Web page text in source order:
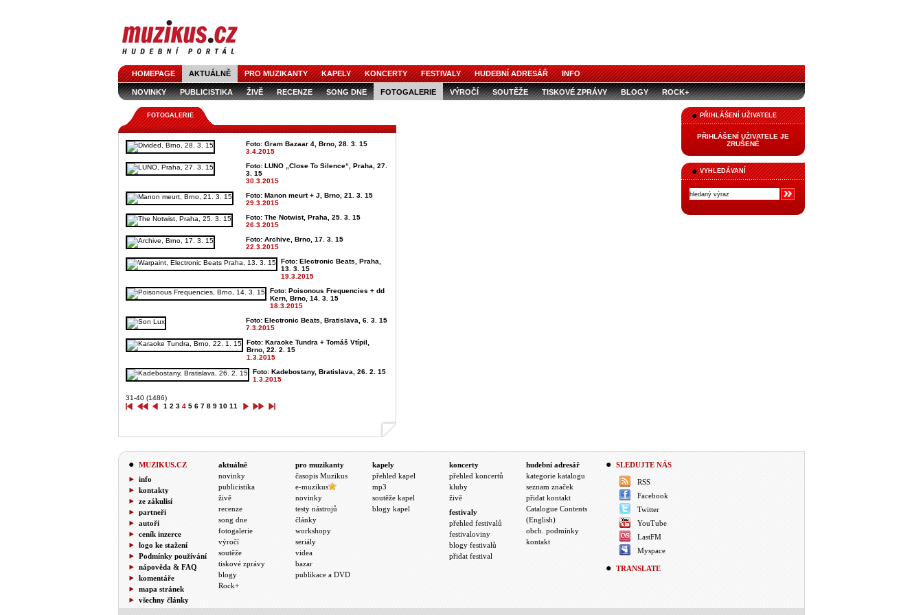
HOMEPAGE AKTUÁLNĚ PRO MUZIKANTY KAPELY KONCERTY FESTIVALY HUDEBNÍ ADRESÁŘ INFO
NOVINKY PUBLICISTIKA ŽIVĚ RECENZE SONG DNE FOTOGALERIE VÝROČÍ SOUTĚŽE TISKOVÉ ZPRÁVY BLOGY ROCK+
PŘIHLÁŠENÍ UŽIVATELE
PŘIHLÁŠENÍ UŽIVATELE JE
ZRUŠENÉ
VYHLEDÁVANÍ
FOTOGALERIE
Foto: Gram Bazaar 4, Brno, 28. 3. 15
3.4.2015
Foto: LUNO „Close To Silence“, Praha, 27.
3. 15
30.3.2015
Foto: Manon meurt + J, Brno, 21. 3. 15
29.3.2015
Foto: The Notwist, Praha, 25. 3. 15
26.3.2015
Foto: Archive, Brno, 17. 3. 15
22.3.2015
Foto: Electronic Beats, Praha,
13. 3. 15
19.3.2015
Foto: Poisonous Frequencies + dd
Kern, Brno, 14. 3. 15
18.3.2015
Foto: Electronic Beats, Bratislava, 6. 3. 15
7.3.2015
Foto: Karaoke Tundra + Tomáš Vtípil,
Brno, 22. 2. 15
1.3.2015
Foto: Kadebostany, Bratislava, 26. 2. 15
1.3.2015
31-40 (1486)
1 2 3 4 5 6 7 8 9 10 11
MUZIKUS.CZ
info
kontakty
ze zákulisí
partneři
autoři
ceník inzerce
logo ke stažení
Podmínky používání
nápověda & FAQ
komentáře
mapa stránek
všechny články
aktuálně
novinky
publicistika
živě
recenze
song dne
fotogalerie
výročí
soutěže
tiskové zprávy
blogy
Rock+
pro muzikanty
časopis Muzikus
e-muzikus
novinky
testy nástrojů
články
workshopy
seriály
videa
bazar
publikace a DVD
kapely
přehled kapel
mp3
soutěže kapel
blogy kapel
koncerty
přehled koncertů
kluby
živě
festivaly
přehled festivalů
festivaloviny
blogy festivalů
přidat festival
hudební adresář
kategorie katalogu
seznam značek
přidat kontakt
Catalogue Contents
(English)
obch. podmínky
kontakt
SLEDUJTE NÁS
RSS
Facebook
Twitter
YouTube
LastFM
Myspace
TRANSLATE